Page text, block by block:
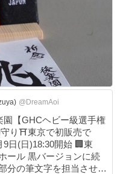
@DreamAoi
園【GHCヘビー級選手権
ジョンに続
分の筆文字を担当させて